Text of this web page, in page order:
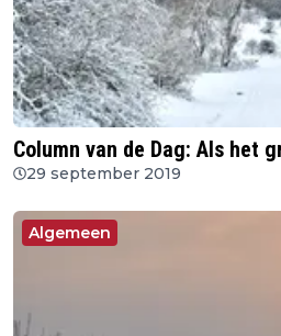
Column van de Dag: Als het
29 september 2019
Algemeen